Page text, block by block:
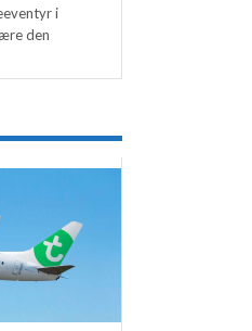
i
den